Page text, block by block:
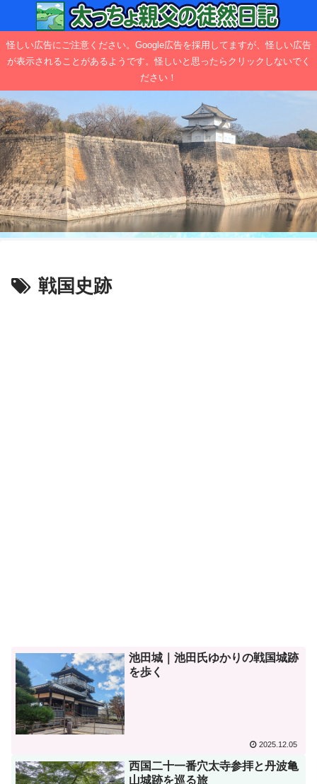
怪しい広告にご注意ください。Google広告を採用してますが、怪しい広告
が表示されることがあるようです。怪しいと思ったらクリックしないでく
ださい！
戦国史跡
池田城｜池田氏ゆかりの戦国城跡
を歩く
2025.12.05
西国二十一番穴太寺参拝と丹波亀
山城跡を巡る旅